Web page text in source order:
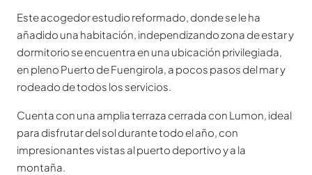
Este acogedor estudio reformado, donde se le ha
añadido una habitación, independizando zona de estar y
dormitorio se encuentra en una ubicación privilegiada,
en pleno Puerto de Fuengirola, a pocos pasos del mar y
rodeado de todos los servicios.
Cuenta con una amplia terraza cerrada con Lumon, ideal
para disfrutar del sol durante todo el año, con
impresionantes vistas al puerto deportivo y a la
montaña.